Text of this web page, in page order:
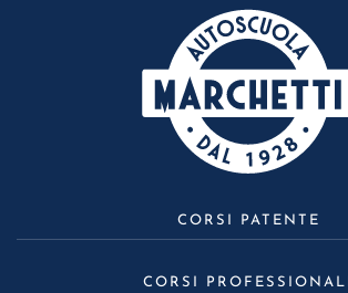
CORSI PATENTE
CORSI PROFESSIONALI